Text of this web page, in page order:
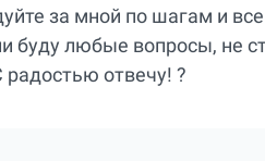
за мной по шагам и
буду любые вопросы, не
отвечу! ?